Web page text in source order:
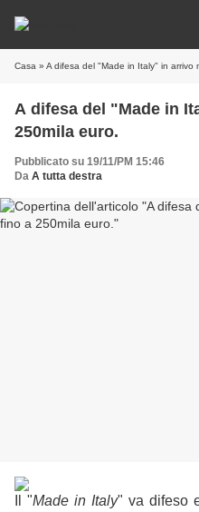
Casa » A difesa del "Made in Italy" in arrivo
A difesa del "Made in
250mila euro.
Pubblicato su 19/11/PM 15:46
Da A tutta destra
Il "Made in Italy" va difeso